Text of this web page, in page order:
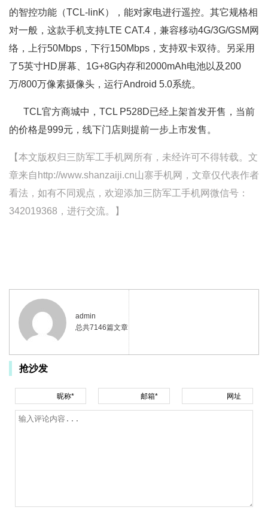
的智控功能（TCL-linK），能对家电进行遥控。其它规格相
对一般，这款手机支持LTE CAT.4，兼容移动4G/3G/GSM网
络，上行50Mbps，下行150Mbps，支持双卡双待。另采用
了5英寸HD屏幕、1G+8G内存和2000mAh电池以及200
万/800万像素摄像头，运行Android 5.0系统。
TCL官方商城中，TCL P528D已经上架首发开售，当前
的价格是999元，线下门店则提前一步上市发售。
【本文版权归三防军工手机网所有，未经许可不得转载。文
章来自http://www.shanzaiji.cn山寨手机网，文章仅代表作者
看法，如有不同观点，欢迎添加三防军工手机网微信号：
342019368，进行交流。】
admin
总共7146篇文章
抢沙发
昵称* 邮箱* 网址